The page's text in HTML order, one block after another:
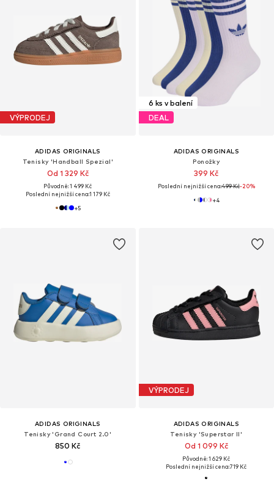
VÝPRODEJ
ADIDAS ORIGINALS
Tenisky 'Handball Spezial'
Od 1 329 Kč
Původně: 1 499 Kč
Poslední nejnižší cena:1 179 Kč
+5
6 ks v balení
DEAL
ADIDAS ORIGINALS
Ponožky
399 Kč
Poslední nejnižší cena:499 Kč-20%
+4
ADIDAS ORIGINALS
Tenisky 'Grand Court 2.0'
850 Kč
VÝPRODEJ
ADIDAS ORIGINALS
Tenisky 'Superstar II'
Od 1 099 Kč
Původně: 1 629 Kč
Poslední nejnižší cena:719 Kč